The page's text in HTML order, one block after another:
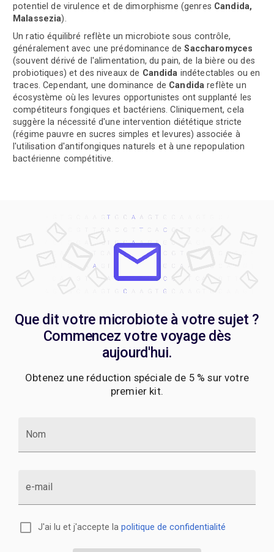
potentiel de virulence et de dimorphisme (genres Candida,
Malassezia).
Un ratio équilibré reflète un microbiote sous contrôle,
généralement avec une prédominance deSaccharomyces
(souvent dérivé de l'alimentation, du pain, de la bière ou des
probiotiques) et des niveaux de Candida indétectables ou en
traces. Cependant, une dominance de Candida reflète un
écosystème où les levures opportunistes ont supplanté les
compétiteurs fongiques et bactériens. Cliniquement, cela
suggère la nécessité d'une intervention diététique stricte
(régime pauvre en sucres simples et levures) associée à
l'utilisation d'antifongiques naturels et à une repopulation
bactérienne compétitive.
Que dit votre microbiote à votre sujet ?
Commencez votre voyage dès
aujourd'hui.
Obtenez une réduction spéciale de 5 % sur votre
premier kit.
Nom
e-mail
J'ai lu et j'accepte la politique de confidentialité